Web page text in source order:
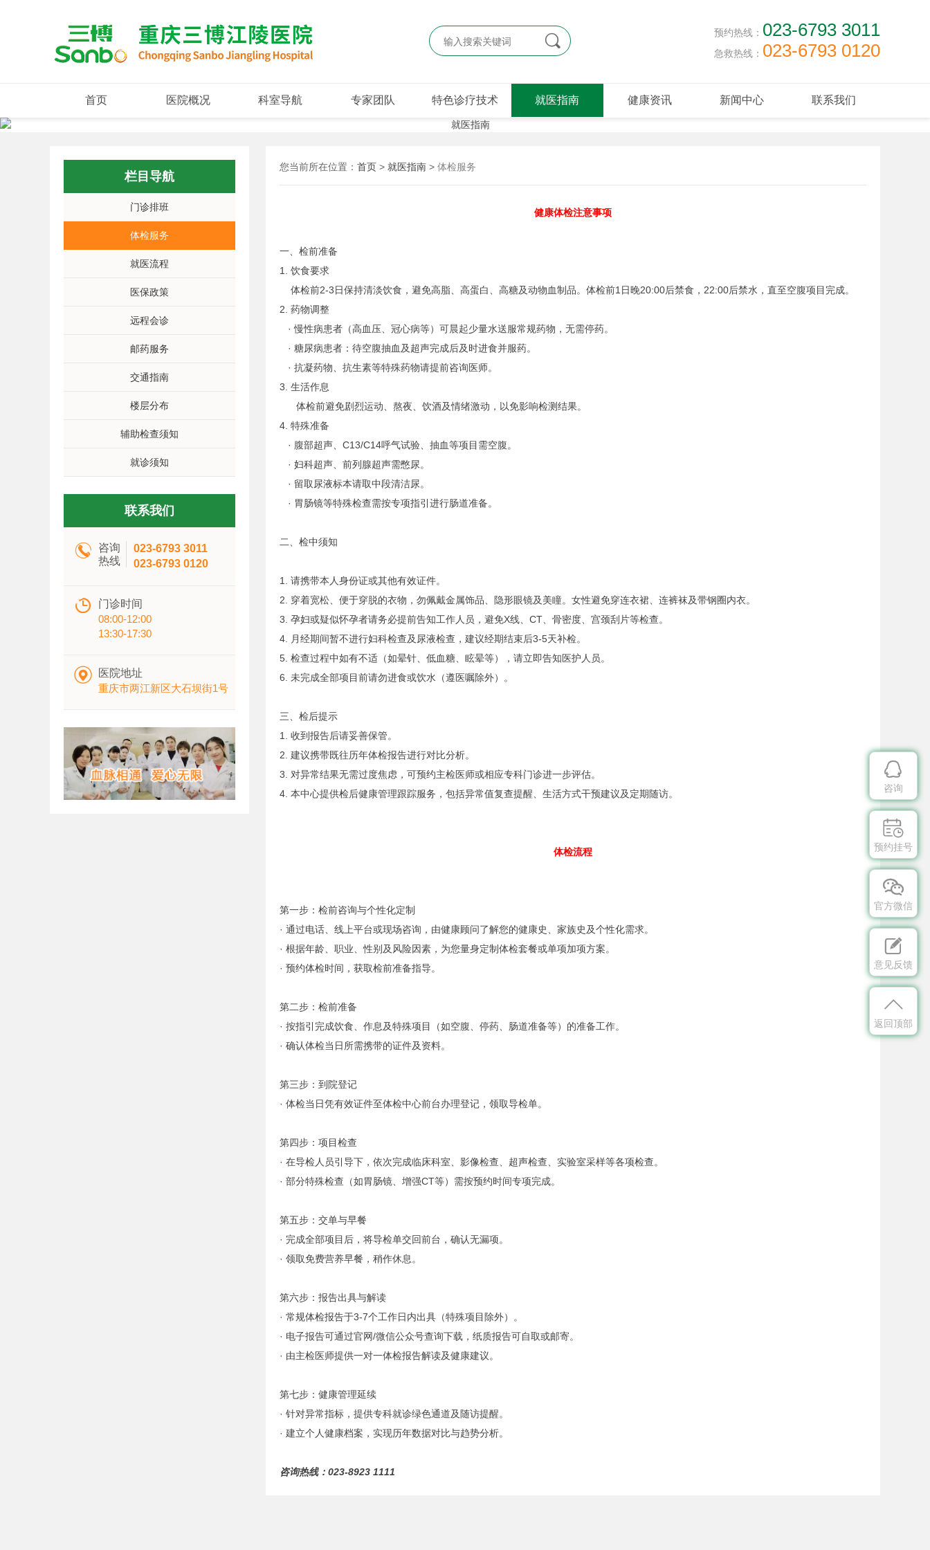
 预约热线： 023-6793 3011
急救热线： 023-6793 0120
首页 医院概况 科室导航 专家团队 特色诊疗技术 就医指南 健康资讯 新闻中心 联系我们
栏目导航
门诊排班
体检服务
就医流程
医保政策
远程会诊
邮药服务
交通指南
楼层分布
辅助检查须知
就诊须知
联系我们

咨询
热线
023-6793 3011
023-6793 0120

门诊时间
08:00-12:00
13:30-17:30

医院地址
重庆市两江新区大石坝街1号
您当前所在位置： 首页 > 就医指南 > 体检服务
健康体检注意事项
一、检前准备
1. 饮食要求
体检前2-3日保持清淡饮食，避免高脂、高蛋白、高糖及动物血制品。体检前1日晚20:00后禁食，22:00后禁水，直至空腹项目完成。
2. 药物调整
· 慢性病患者（高血压、冠心病等）可晨起少量水送服常规药物，无需停药。
· 糖尿病患者：待空腹抽血及超声完成后及时进食并服药。
· 抗凝药物、抗生素等特殊药物请提前咨询医师。
3. 生活作息
体检前避免剧烈运动、熬夜、饮酒及情绪激动，以免影响检测结果。
4. 特殊准备
· 腹部超声、C13/C14呼气试验、抽血等项目需空腹。
· 妇科超声、前列腺超声需憋尿。
· 留取尿液标本请取中段清洁尿。
· 胃肠镜等特殊检查需按专项指引进行肠道准备。
二、检中须知
1. 请携带本人身份证或其他有效证件。
2. 穿着宽松、便于穿脱的衣物，勿佩戴金属饰品、隐形眼镜及美瞳。女性避免穿连衣裙、连裤袜及带钢圈内衣。
3. 孕妇或疑似怀孕者请务必提前告知工作人员，避免X线、CT、骨密度、宫颈刮片等检查。
4. 月经期间暂不进行妇科检查及尿液检查，建议经期结束后3-5天补检。
5. 检查过程中如有不适（如晕针、低血糖、眩晕等），请立即告知医护人员。
6. 未完成全部项目前请勿进食或饮水（遵医嘱除外）。
三、检后提示
1. 收到报告后请妥善保管。
2. 建议携带既往历年体检报告进行对比分析。
3. 对异常结果无需过度焦虑，可预约主检医师或相应专科门诊进一步评估。
4. 本中心提供检后健康管理跟踪服务，包括异常值复查提醒、生活方式干预建议及定期随访。
体检流程
第一步：检前咨询与个性化定制
· 通过电话、线上平台或现场咨询，由健康顾问了解您的健康史、家族史及个性化需求。
· 根据年龄、职业、性别及风险因素，为您量身定制体检套餐或单项加项方案。
· 预约体检时间，获取检前准备指导。
第二步：检前准备
· 按指引完成饮食、作息及特殊项目（如空腹、停药、肠道准备等）的准备工作。
· 确认体检当日所需携带的证件及资料。
第三步：到院登记
· 体检当日凭有效证件至体检中心前台办理登记，领取导检单。
第四步：项目检查
· 在导检人员引导下，依次完成临床科室、影像检查、超声检查、实验室采样等各项检查。
· 部分特殊检查（如胃肠镜、增强CT等）需按预约时间专项完成。
第五步：交单与早餐
· 完成全部项目后，将导检单交回前台，确认无漏项。
· 领取免费营养早餐，稍作休息。
第六步：报告出具与解读
· 常规体检报告于3-7个工作日内出具（特殊项目除外）。
· 电子报告可通过官网/微信公众号查询下载，纸质报告可自取或邮寄。
· 由主检医师提供一对一体检报告解读及健康建议。
第七步：健康管理延续
· 针对异常指标，提供专科就诊绿色通道及随访提醒。
· 建立个人健康档案，实现历年数据对比与趋势分析。
咨询热线：023-8923 1111

咨询

预约挂号

官方微信

意见反馈

返回顶部